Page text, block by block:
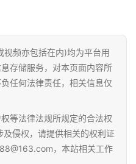
视频亦包括在内)均为平台用
存储服务，对本页面内容所
任何法律责任，相关信息仅
等法律法规所规定的合法权
侵权，请提供相关的权利证
，本站相关工作